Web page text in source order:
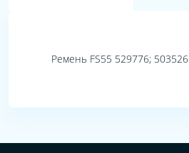
Ремень FS55 529776; 503526